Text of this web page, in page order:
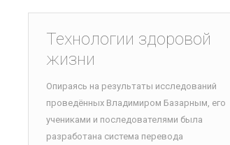
Технологии здоровой
жизни
Опираясь на результаты исследований
проведённых Владимиром Базарным, его
учениками и последователями была
разработана система перевода